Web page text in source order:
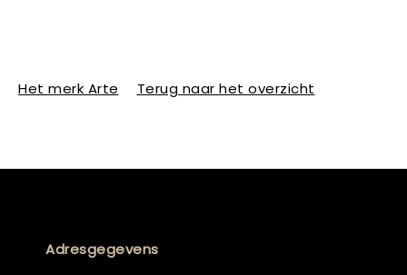
Het merk Arte Terug naar het overzicht
Adresgegevens